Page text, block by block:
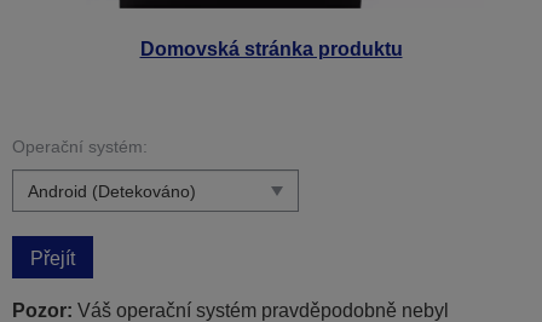
Domovská stránka produktu
Operační systém:
Přejít
Pozor: Váš operační systém pravděpodobně nebyl